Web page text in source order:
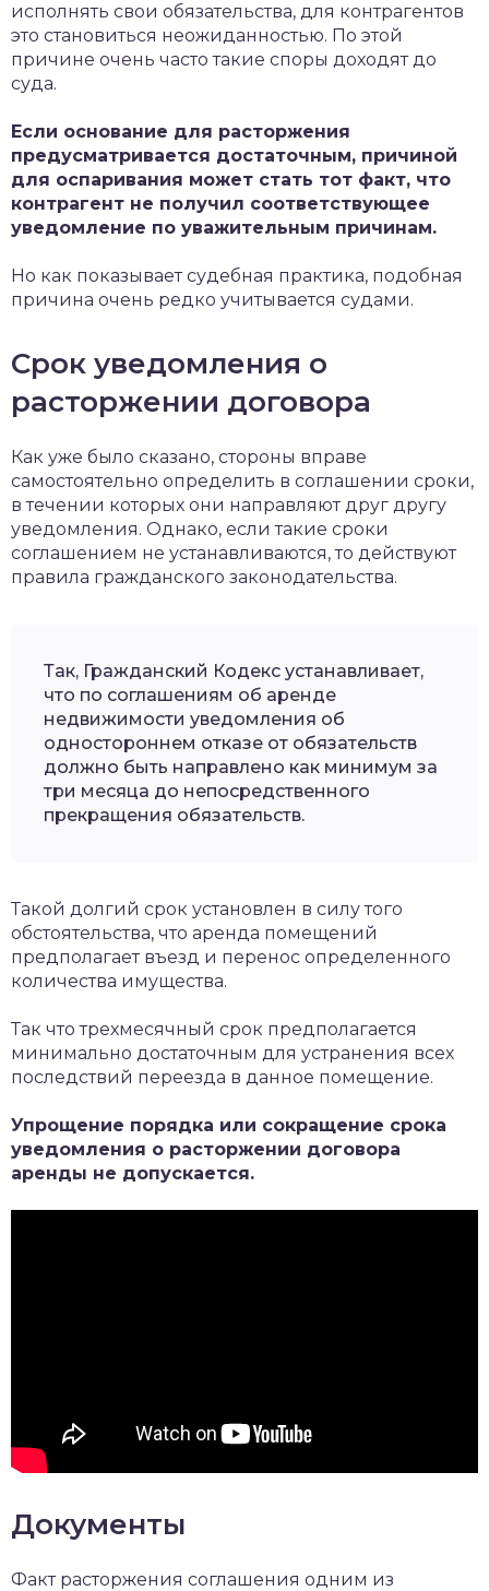
исполнять свои обязательства, для контрагентов
это становиться неожиданностью. По этой
причине очень часто такие споры доходят до
суда.
Если основание для расторжения
предусматривается достаточным, причиной
для оспаривания может стать тот факт, что
контрагент не получил соответствующее
уведомление по уважительным причинам.
Но как показывает судебная практика, подобная
причина очень редко учитывается судами.
Срок уведомления о
расторжении договора
Как уже было сказано, стороны вправе
самостоятельно определить в соглашении сроки,
в течении которых они направляют друг другу
уведомления. Однако, если такие сроки
соглашением не устанавливаются, то действуют
правила гражданского законодательства.
Так, Гражданский Кодекс устанавливает,
что по соглашениям об аренде
недвижимости уведомления об
одностороннем отказе от обязательств
должно быть направлено как минимум за
три месяца до непосредственного
прекращения обязательств.
Такой долгий срок установлен в силу того
обстоятельства, что аренда помещений
предполагает въезд и перенос определенного
количества имущества.
Так что трехмесячный срок предполагается
минимально достаточным для устранения всех
последствий переезда в данное помещение.
Упрощение порядка или сокращение срока
уведомления о расторжении договора
аренды не допускается.
Документы
Факт расторжения соглашения одним из